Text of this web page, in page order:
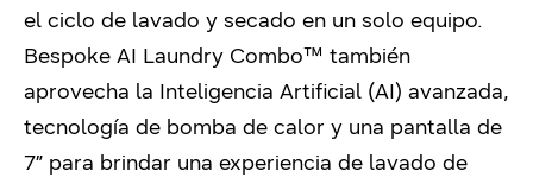
el ciclo de lavado y secado en un solo equipo.
Bespoke AI Laundry Combo™ también
aprovecha la Inteligencia Artificial (AI) avanzada,
tecnología de bomba de calor y una pantalla de
7” para brindar una experiencia de lavado de